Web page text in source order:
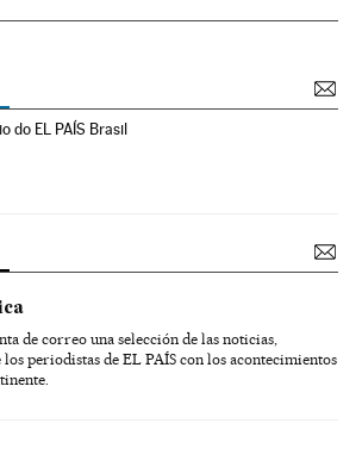
do EL PAÍS Brasil
de correo una selección de las noticias,
periodistas de EL PAÍS con los acontecimientos